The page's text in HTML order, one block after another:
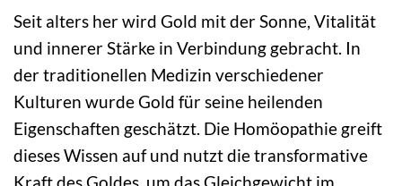
Seit alters her wird Gold mit der Sonne, Vitalität
und innerer Stärke in Verbindung gebracht. In
der traditionellen Medizin verschiedener
Kulturen wurde Gold für seine heilenden
Eigenschaften geschätzt. Die Homöopathie greift
dieses Wissen auf und nutzt die transformative
Kraft des Goldes, um das Gleichgewicht im